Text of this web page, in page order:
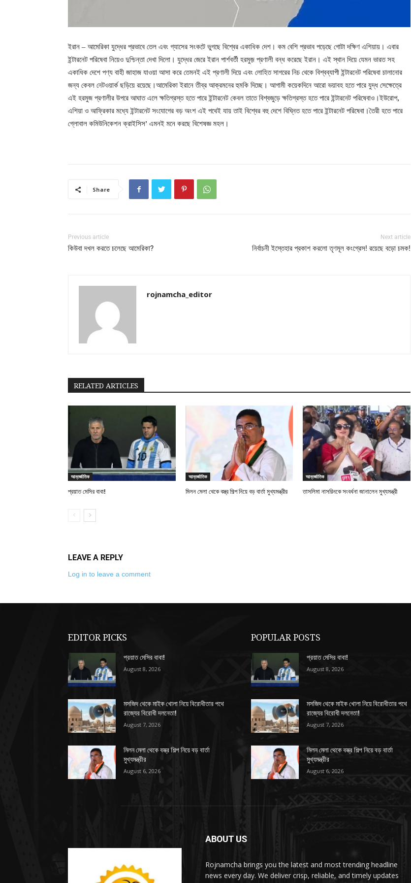
ইরান – আমেরিকা যুদ্ধের প্রভাবে তেল এবং গ্যাসের সংকটে ভুগছে বিশ্বের একাধিক দেশ। কম বেশি প্রভাব পড়েছে গোটা দক্ষিণ এশিয়ায়। এবার
ইন্টারনেট পরিষেবা নিয়েও দুশ্চিন্তা দেখা দিলো। যুদ্ধের জেরে ইরান পার্শবর্তী হরমুজ় প্রণালী বন্ধ করেছে ইরান। এই স্থান দিয়ে যেমন ভারত সহ
একাধিক দেশে পণ্য বাহী জাহাজ যাওয়া আসা করে তেমনই এই প্রণালী দিয়ে এবং লোহিত সাগরের নিচ থেকে বিশ্বব্যাপী ইন্টারনেট পরিষেবা চালানোর
জন্য কেবল নেটওয়ার্ক ছড়িয়ে রয়েছে।আমেরিকা ইরানে তীব্র আক্রমনের হুমকি দিচ্ছে। আগামী কয়েকদিনে আরো ভয়াবহ হতে পারে যুদ্ধ সেক্ষেত্রে
এই হরমুজ প্রণালীর উপরে আঘাত এলে ক্ষতিগ্রস্ত হতে পারে ইন্টারনেট কেবল তাতে বিশ্বজুড়ে ক্ষতিগ্রস্ত হতে পারে ইন্টারনেট পরিষেবাও।ইউরোপ,
এশিয়া ও আফ্রিকার মধ্যে ইন্টারনেট সংযোগের বড় অংশ এই পথেই যায় তাই বিশ্বের বহু দেশে বিঘ্নিত হতে পারে ইন্টারনেট পরিষেবা।তৈরী হতে পারে
গ্লোবাল কমিউনিকেশন ক্রাইসিস’ এমনই মনে করছে বিশেষজ্ঞ মহল।
Share
Previous article
কিউবা দখল করতে চলেছে আমেরিকা?
Next article
নির্বাচনী ইস্তেহার প্রকাশ করলো তৃণমূল কংগ্রেস! রয়েছে বড়ো চমক!
rojnamcha_editor
RELATED ARTICLES
আন্তর্জাতিক
প্রয়াত মেসির বাবা!
আন্তর্জাতিক
মিলন মেলা থেকে বস্ত্র শিল্প নিয়ে বড় বার্তা মুখ্যমন্ত্রীর
আন্তর্জাতিক
তাসলিমা নাসরিনকে সংবর্ধনা জানালেন মুখ্যমন্ত্রী
LEAVE A REPLY
Log in to leave a comment
EDITOR PICKS
প্রয়াত মেসির বাবা!
August 8, 2026
মসজিদ থেকে মাইক খোলা নিয়ে বিরোধীতার পথে
রাজ্যের বিরোধী দলনেতা!
August 7, 2026
মিলন মেলা থেকে বস্ত্র শিল্প নিয়ে বড় বার্তা
মুখ্যমন্ত্রীর
August 6, 2026
POPULAR POSTS
প্রয়াত মেসির বাবা!
August 8, 2026
মসজিদ থেকে মাইক খোলা নিয়ে বিরোধীতার পথে
রাজ্যের বিরোধী দলনেতা!
August 7, 2026
মিলন মেলা থেকে বস্ত্র শিল্প নিয়ে বড় বার্তা
মুখ্যমন্ত্রীর
August 6, 2026
ABOUT US
Rojnamcha brings you the latest and most trending headline
news every day. We deliver crisp, reliable, and timely updates